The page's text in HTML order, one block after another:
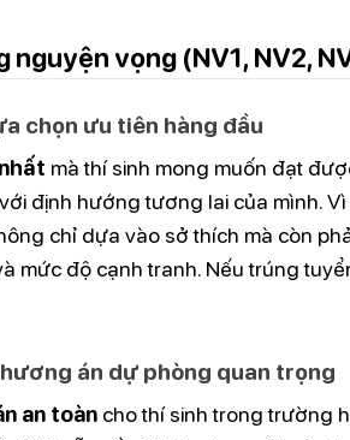
vọng (NV1, NV2,
chọn ưu tiên hàng đầu
mà thí sinh mong muốn đạt
định hướng tương lai của mình.
chỉ dựa vào sở thích mà còn
mức độ cạnh tranh. Nếu trúng
án dự phòng quan trọng
an toàn cho thí sinh trong trường